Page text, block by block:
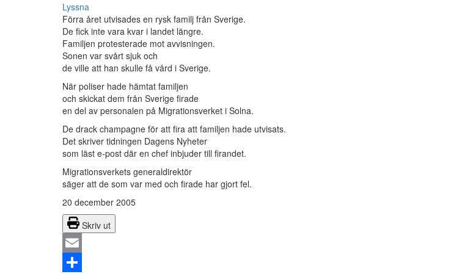
Lyssna
Förra året utvisades en rysk familj från Sverige.
De fick inte vara kvar i landet längre.
Familjen protesterade mot avvisningen.
Sonen var svårt sjuk och
de ville att han skulle få vård i Sverige.
När poliser hade hämtat familjen
och skickat dem från Sverige firade
en del av personalen på Migrationsverket i Solna.
De drack champagne för att fira att familjen hade utvisats.
Det skriver tidningen Dagens Nyheter
som läst e-post där en chef inbjuder till firandet.
Migrationsverkets generaldirektör
säger att de som var med och firade har gjort fel.
20 december 2005
Skriv ut
Email